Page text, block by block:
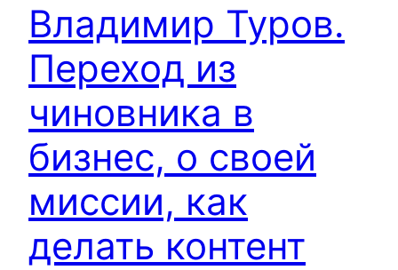
Владимир Туров.
Переход из
чиновника в
бизнес, о своей
миссии, как
делать контент